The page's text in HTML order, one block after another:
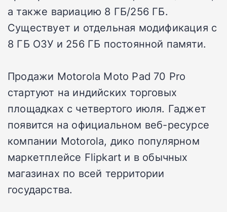
а также вариацию 8 ГБ/256 ГБ.
Существует и отдельная модификация с
8 ГБ ОЗУ и 256 ГБ постоянной памяти.
Продажи Motorola Moto Pad 70 Pro
стартуют на индийских торговых
площадках с четвертого июля. Гаджет
появится на официальном веб-ресурсе
компании Motorola, дико популярном
маркетплейсе Flipkart и в обычных
магазинах по всей территории
государства.